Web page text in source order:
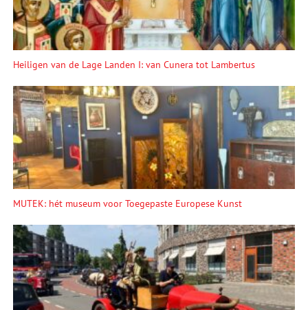
Heiligen van de Lage Landen I: van Cunera tot Lambertus
MUTEK: hét museum voor Toegepaste Europese Kunst